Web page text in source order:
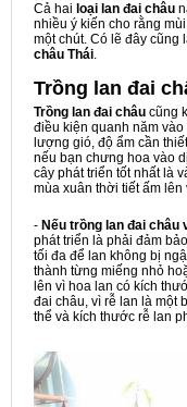
Cả hai loại lan đai châu
nhiều ý kiến cho rằng
một chút. Có lẽ đây cũng
châu Thái.
Trồng lan đai
Trồng lan đai châu cũng
điều kiện quanh năm
lượng gió, độ ẩm cần
nếu bạn chưng hoa vào
cây phát triển tốt nhất là
mùa xuân thời tiết ấm
- Nếu trồng lan đai châu
phát triển là phải đảm
tối đa để lan không bị
thành từng miếng nhỏ
lên vì hoa lan có kích
đai châu, vì rễ lan là một
thể và kích thước rễ lan